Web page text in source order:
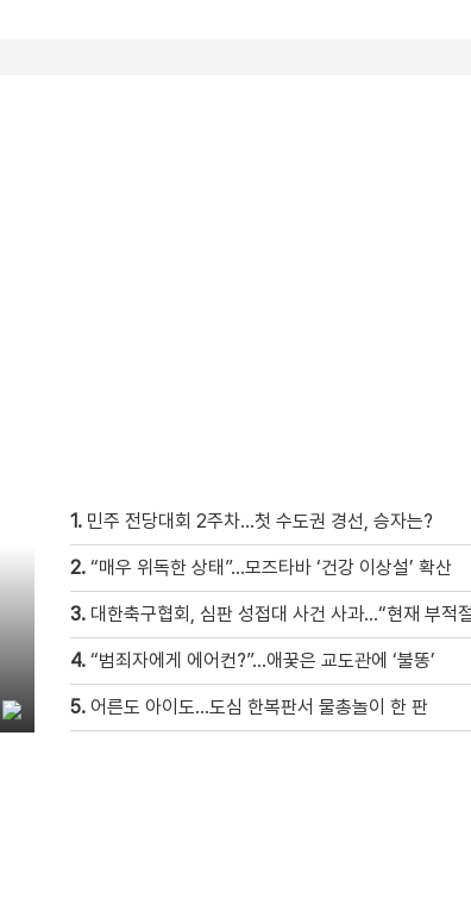
1. 민주 전당대회 2주차…첫 수도권 경선, 승자는?
2. “매우 위독한 상태”…모즈타바 ‘건강 이상설’ 확산
3. 대한축구협회, 심판 성접대 사건 사과…“현재 부적절 행위
4. “범죄자에게 에어컨?”…애꿎은 교도관에 ‘불똥’
5. 어른도 아이도…도심 한복판서 물총놀이 한 판